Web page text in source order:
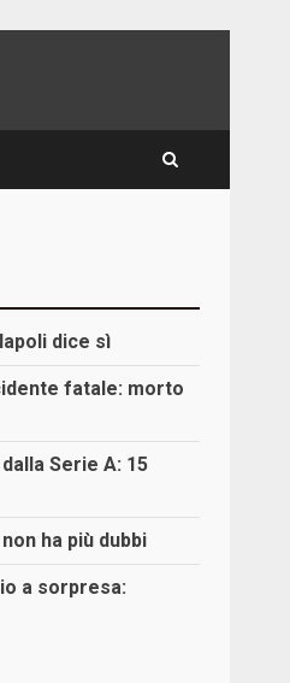
dice sì
fatale: morto
Serie A: 15
ha più dubbi
a sorpresa: